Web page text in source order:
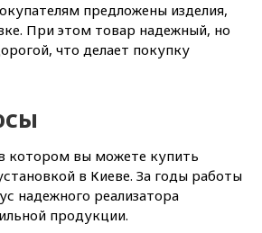
предложены изделия,
При этом товар надежный, но
что делает покупку
котором вы можете купить
в Киеве. За годы работы
надежного реализатора
продукции.